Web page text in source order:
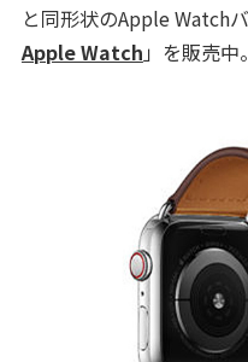
と同形状のApple Watch
Apple Watch 」を販売中。